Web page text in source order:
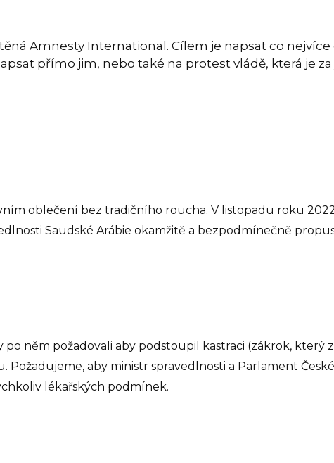
Amnesty International. Cílem je napsat co
přímo jim, nebo také na protest vládě, která je
oblečení bez tradičního roucha. V listopadu roku
Saudské Arábie okamžitě a bezpodmínečně
něm požadovali aby podstoupil kastraci (zákrok,
aby ministr spravedlnosti a Parlament
lékařských podmínek.